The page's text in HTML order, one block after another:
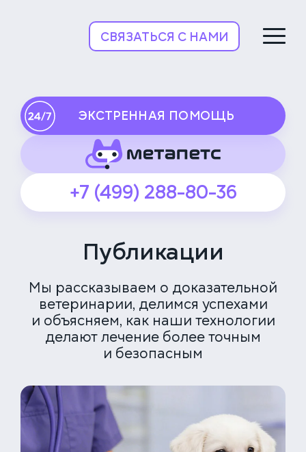
СВЯЗАТЬСЯ С НАМИ
ЭКСТРЕННАЯ ПОМОЩЬ
+7 (499) 288-80-36
Публикации
Мы рассказываем о доказательной
ветеринарии, делимся успехами
и объясняем, как наши технологии
делают лечение более точным
и безопасным